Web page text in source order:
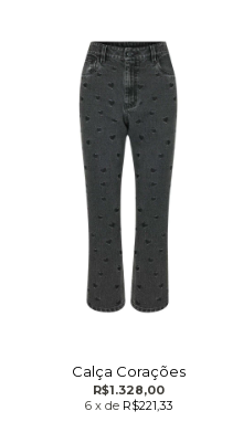
Calça Corações
R$1.328,00
6 x de R$221,33